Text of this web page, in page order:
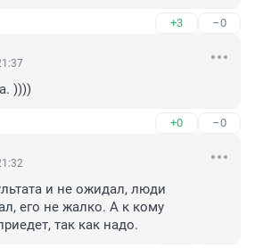
+3 –0
))))
+0 –0
и не ожидал, люди
его не жалко. А к кому
так как надо.